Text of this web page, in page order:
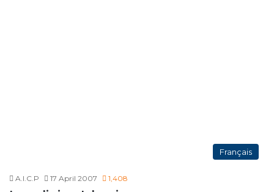
Français
A.I.C.P 17 April 2007 1,408